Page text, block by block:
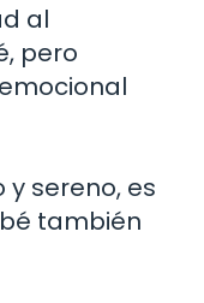
al
pero
sereno, es
también